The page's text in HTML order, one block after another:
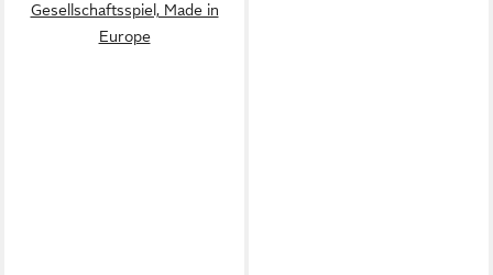
Gesellschaftsspiel, Made in
Europe